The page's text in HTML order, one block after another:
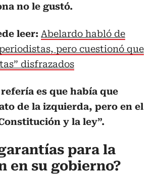
no le gustó.
leer: Abelardo habló de
pero cuestionó que
disfrazados
es que había que
de la izquierda, pero en el
y la ley”.
para la
en su gobierno?